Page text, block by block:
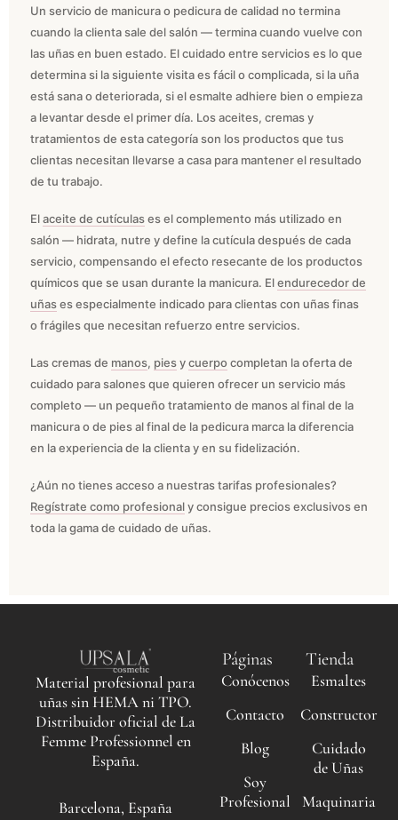
Un servicio de manicura o pedicura de calidad no termina
cuando la clienta sale del salón — termina cuando vuelve con
las uñas en buen estado. El cuidado entre servicios es lo que
determina si la siguiente visita es fácil o complicada, si la uña
está sana o deteriorada, si el esmalte adhiere bien o empieza
a levantar desde el primer día. Los aceites, cremas y
tratamientos de esta categoría son los productos que tus
clientas necesitan llevarse a casa para mantener el resultado
de tu trabajo.
Elaceite de cutículases el complemento más utilizado en
salón — hidrata, nutre y define la cutícula después de cada
servicio, compensando el efecto resecante de los productos
químicos que se usan durante la manicura. Elendurecedor de
uñases especialmente indicado para clientas con uñas finas
o frágiles que necesitan refuerzo entre servicios.
Las cremas de manos, piesycuerpocompletan la oferta de
cuidado para salones que quieren ofrecer un servicio más
completo — un pequeño tratamiento de manos al final de la
manicura o de pies al final de la pedicura marca la diferencia
en la experiencia de la clienta y en su fidelización.
¿Aún no tienes acceso a nuestras tarifas profesionales?
Regístrate como profesionaly consigue precios exclusivos en
toda la gama de cuidado de uñas.
Material profesional para
uñas sin HEMA ni TPO.
Distribuidor oficial de La
Femme Professionnel en
España.
Barcelona, España
Páginas
Conócenos
Contacto
Blog
Soy
Profesional
Tienda
Esmaltes
Constructor
Cuidado
de Uñas
Maquinaria